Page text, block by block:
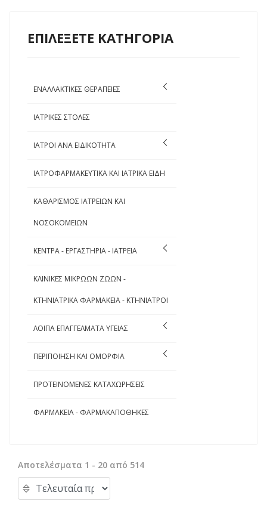
ΕΠΙΛΕΞΕΤΕ ΚΑΤΗΓΟΡΙΑ
ΕΝΑΛΛΑΚΤΙΚΕΣ ΘΕΡΑΠΕΙΕΣ
ΙΑΤΡΙΚΕΣ ΣΤΟΛΕΣ
ΙΑΤΡΟΙ ΑΝΑ ΕΙΔΙΚΟΤΗΤΑ
ΙΑΤΡΟΦΑΡΜΑΚΕΥΤΙΚΑ ΚΑΙ ΙΑΤΡΙΚΑ ΕΙΔΗ
ΚΑΘΑΡΙΣΜΟΣ ΙΑΤΡΕΙΩΝ ΚΑΙ
ΝΟΣΟΚΟΜΕΙΩΝ
ΚΕΝΤΡΑ - ΕΡΓΑΣΤΗΡΙΑ - ΙΑΤΡΕΙΑ
ΚΛΙΝΙΚΕΣ ΜΙΚΡΩΩΝ ΖΩΩΝ -
ΚΤΗΝΙΑΤΡΙΚΑ ΦΑΡΜΑΚΕΙΑ - ΚΤΗΝΙΑΤΡΟΙ
ΛΟΙΠΑ ΕΠΑΓΓΕΛΜΑΤΑ ΥΓΕΙΑΣ
ΠΕΡΙΠΟΙΗΣΗ ΚΑΙ ΟΜΟΡΦΙΑ
ΠΡΟΤΕΙΝΟΜΕΝΕΣ ΚΑΤΑΧΩΡΗΣΕΙΣ
ΦΑΡΜΑΚΕΙΑ - ΦΑΡΜΑΚΑΠΟΘΗΚΕΣ
Αποτελέσματα 1 - 20 από 514